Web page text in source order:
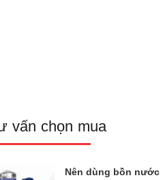
vấn chọn mua
Nên dùng bồn nước